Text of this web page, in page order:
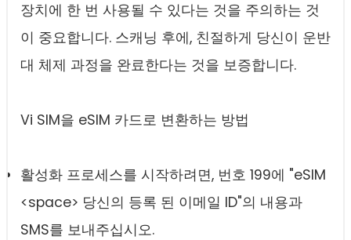
장치에 한 번 사용될 수 있다는 것을 주의하는 것
이 중요합니다. 스캐닝 후에, 친절하게 당신이 운반
대 체제 과정을 완료한다는 것을 보증합니다.
Vi SIM을 eSIM 카드로 변환하는 방법
활성화 프로세스를 시작하려면, 번호 199에 "eSIM
<space> 당신의 등록 된 이메일 ID"의 내용과
SMS를 보내주십시오.